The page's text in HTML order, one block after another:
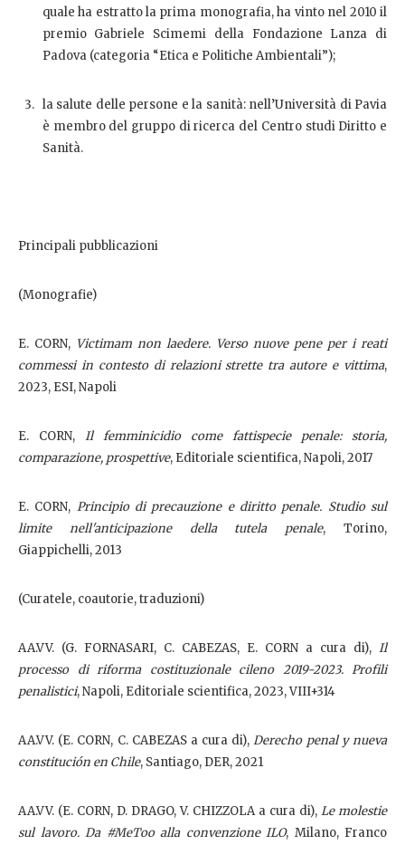
quale ha estratto la prima monografia, ha vinto nel 2010 il
premio Gabriele Scimemi della Fondazione Lanza di
Padova (categoria “Etica e Politiche Ambientali”);
la salute delle persone e la sanità: nell’Università di Pavia
è membro del gruppo di ricerca del Centro studi Diritto e
Sanità.
Principali pubblicazioni
(Monografie)
E. CORN, Victimam non laedere. Verso nuove pene per i reati
commessi in contesto di relazioni strette tra autore e vittima,
2023, ESI, Napoli
E. CORN, Il femminicidio come fattispecie penale: storia,
comparazione, prospettive, Editoriale scientifica, Napoli, 2017
E. CORN, Principio di precauzione e diritto penale. Studio sul
limite nell'anticipazione della tutela penale, Torino,
Giappichelli, 2013
(Curatele, coautorie, traduzioni)
AA.VV. (G. FORNASARI, C. CABEZAS, E. CORN a cura di), Il
processo di riforma costituzionale cileno 2019-2023. Profili
penalistici, Napoli, Editoriale scientifica, 2023, VIII+314
AA.VV. (E. CORN, C. CABEZAS a cura di),Derecho penal y nueva
constitución en Chile, Santiago, DER, 2021
AA.VV. (E. CORN, D. DRAGO, V. CHIZZOLA a cura di), Le molestie
sul lavoro. Da #MeToo alla convenzione ILO, Milano, Franco